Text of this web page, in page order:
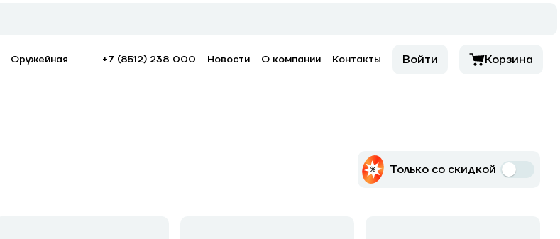
Оружейная +7 (8512) 238 000 Новости О компании Контакты Войти Корзина
Только со скидкой